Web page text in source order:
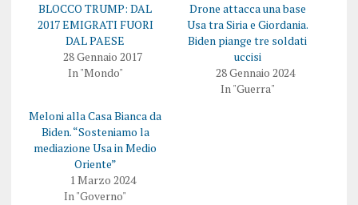
BLOCCO TRUMP: DAL
2017 EMIGRATI FUORI
DAL PAESE
28 Gennaio 2017
In "Mondo"
Drone attacca una base
Usa tra Siria e Giordania.
Biden piange tre soldati
uccisi
28 Gennaio 2024
In "Guerra"
Meloni alla Casa Bianca da
Biden. “Sosteniamo la
mediazione Usa in Medio
Oriente”
1 Marzo 2024
In "Governo"